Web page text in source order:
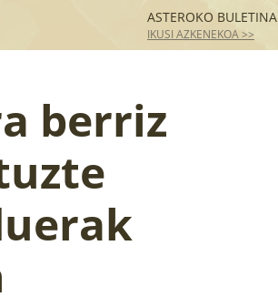
ASTEROKO BULETINA
IKUSI AZKENEKOA >>
berriz